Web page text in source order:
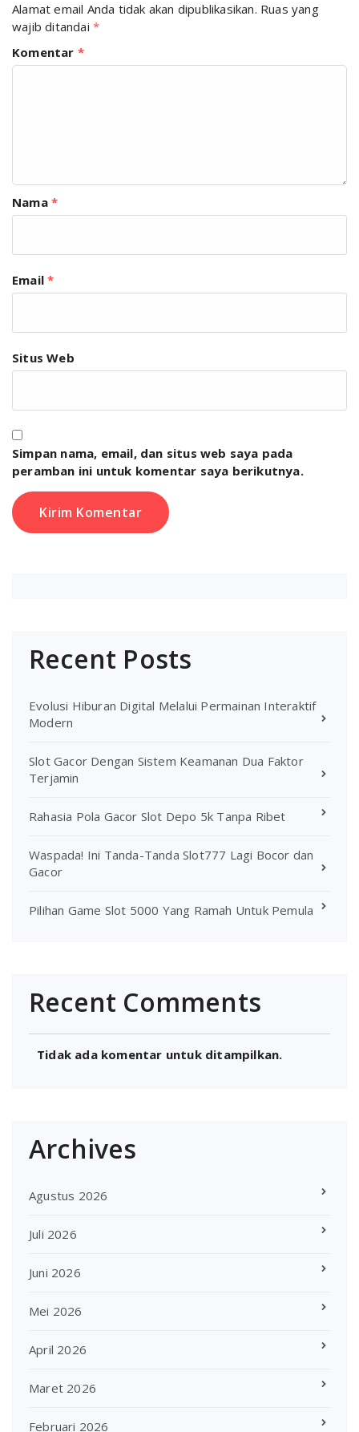
Alamat email Anda tidak akan dipublikasikan. Ruas yang
wajib ditandai *
Komentar *
Nama *
Email*
Situs Web
Simpan nama, email, dan situs web saya pada
peramban ini untuk komentar saya berikutnya.
Recent Posts
Evolusi Hiburan Digital Melalui Permainan Interaktif
Modern
Slot Gacor Dengan Sistem Keamanan Dua Faktor
Terjamin
Rahasia Pola Gacor Slot Depo 5k Tanpa Ribet
Waspada! Ini Tanda-Tanda Slot777 Lagi Bocor dan
Gacor
Pilihan Game Slot 5000 Yang Ramah Untuk Pemula
Recent Comments
Tidak ada komentar untuk ditampilkan.
Archives
Agustus 2026
Juli 2026
Juni 2026
Mei 2026
April 2026
Maret 2026
Februari 2026